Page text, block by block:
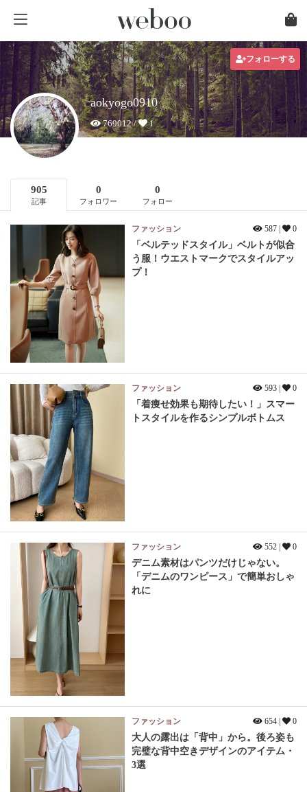
フォローする
aokyogo0910
769012 / 1
905
記事
0
フォロワー
0
フォロー
ファッション 587 | 0
「ベルテッドスタイル」ベルトが似合
う服！ウエストマークでスタイルアッ
プ！
ファッション 593 | 0
「着痩せ効果も期待したい！」スマー
トスタイルを作るシンプルボトムス
ファッション 552 | 0
デニム素材はパンツだけじゃない。
「デニムのワンピース」で簡単おしゃ
れに
ファッション 654 | 0
大人の露出は「背中」から。後ろ姿も
完璧な背中空きデザインのアイテム・
3選